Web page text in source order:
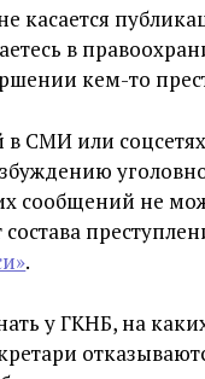
касается
в
кем-то
в СМИ или
сообщений не
.
у ГКНБ, на